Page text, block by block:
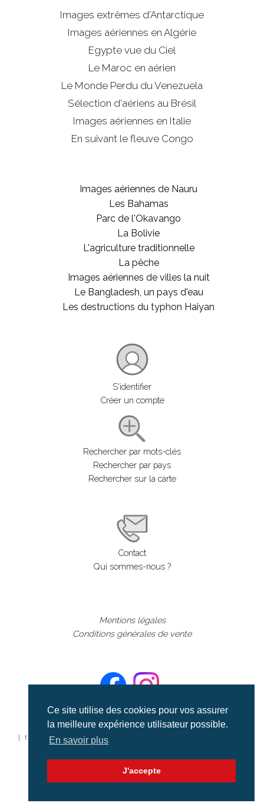
Ce site utilise des cookies pour vos assurer
la meilleure expérience utilisateur possible.
En savoir plus
J'accepte
Images extrêmes d'Antarctique
Images aériennes en Algérie
Egypte vue du Ciel
Le Maroc en aérien
Le Monde Perdu du Venezuela
Sélection d'aériens au Brésil
Images aériennes en Italie
En suivant le fleuve Congo
Images aériennes de Nauru
Les Bahamas
Parc de l'Okavango
La Bolivie
L'agriculture traditionnelle
La pêche
Images aériennes de villes la nuit
Le Bangladesh, un pays d'eau
Les destructions du typhon Haiyan
S'identifier
Créer un compte
Rechercher par mots-clés
Rechercher par pays
Rechercher sur la carte
Contact
Qui sommes-nous ?
Mentions légales
Conditions générales de vente
©aerialcollection marque déposée 2024
| tous droits réservés | aerialcollection.fr banque d'images
aériennes et documentaires video et cinéma |